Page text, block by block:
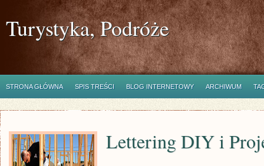
Turystyka, Podróże
STRONA GŁÓWNA SPIS TREŚCI BLOG INTERNETOWY ARCHIWUM
Lettering DIY i